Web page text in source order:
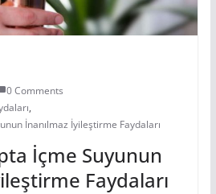
0 Comments
,
İnanılmaz İyileştirme Faydaları
İçme Suyunun
Faydaları